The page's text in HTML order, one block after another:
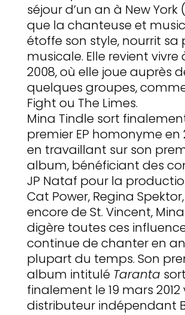
séjour d’un an à New York
que la chanteuse et
étoffe son style, nourrit sa
musicale. Elle revient vivre
2008, où elle joue auprès
quelques groupes,
Fight ou The Limes.
Mina Tindle sort
premier EP homonyme en
en travaillant sur son
album, bénéficiant des
JP Nataf pour la
Cat Power, Regina
encore de St. Vincent,
digère toutes ces
continue de chanter en
plupart du temps. Son
album intitulé Taranta sort
finalement le 19 mars 2012
distributeur indépendant